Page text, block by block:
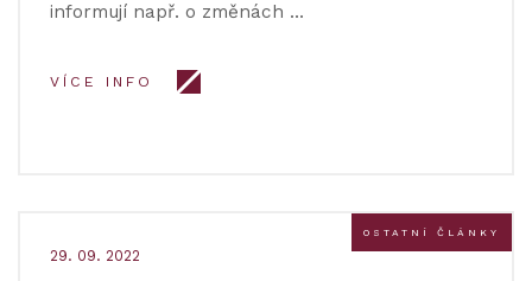
informují např. o změnách …
VÍCE INFO
OSTATNÍ ČLÁNKY
29. 09. 2022